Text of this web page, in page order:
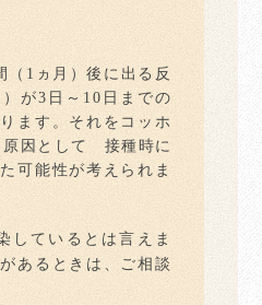
（1ヵ月）後に出る反
が3日～10日までの
ます。それをコッホ
原因として 接種時に
可能性が考えられま
しているとは言えま
あるときは、ご相談